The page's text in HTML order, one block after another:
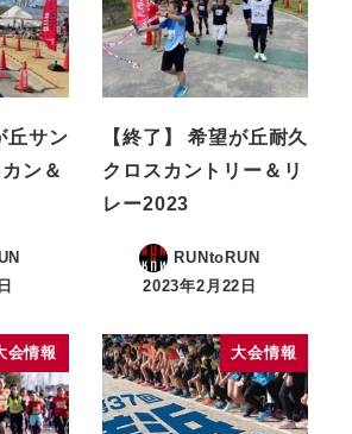
丘サン
ン＆
【終了】 希望が丘耐久
クロスカントリー＆リ
レー2023
RUNtoRUN
2023年2月22日
会情報 大会情報